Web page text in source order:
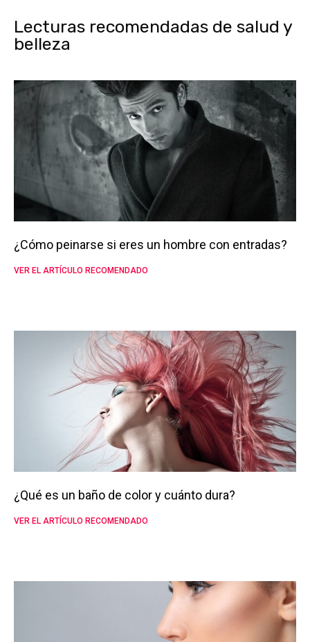
Lecturas recomendadas de salud y
belleza
¿Cómo peinarse si eres un hombre con entradas?
VER EL ARTÍCULO RECOMENDADO
¿Qué es un baño de color y cuánto dura?
VER EL ARTÍCULO RECOMENDADO